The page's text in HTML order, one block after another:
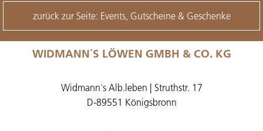
zurück zur Seite: Events, Gutscheine & Geschenke
WIDMANN´S LÖWEN GMBH & CO. KG
Widmann´s Alb.leben | Struthstr. 17
D-89551 Königsbronn